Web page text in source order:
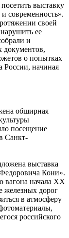
выставку
современность».
своей
ее
и
документов,
о попытках
России, начиная
обширная
посещение
Санкт-
выставка
Кони».
вагона начала XX
железных дорог
в атмосферу
российского